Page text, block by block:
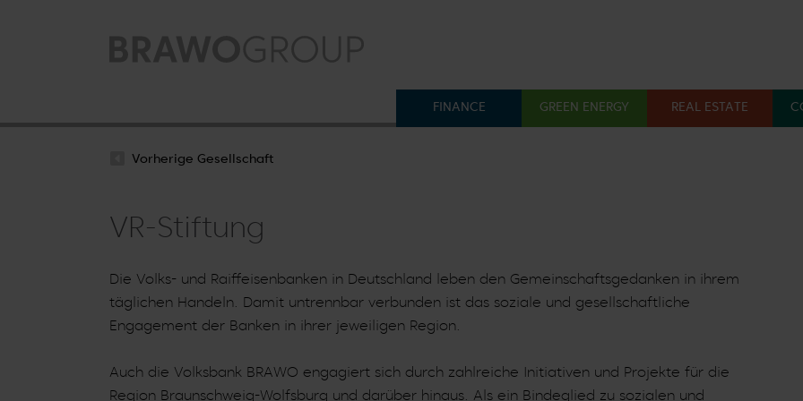
FINANCE GREEN ENERGY REAL ESTATE
Vorherige Gesellschaft
VR-Stiftung
Die Volks- und Raiffeisenbanken in Deutschland leben den Gemeinschaftsgedanken in ihrem
täglichen Handeln. Damit untrennbar verbunden ist das soziale und gesellschaftliche
Engagement der Banken in ihrer jeweiligen Region.
Auch die Volksbank BRAWO engagiert sich durch zahlreiche Initiativen und Projekte für die
Region Braunschweig-Wolfsburg und darüber hinaus. Als ein Bindeglied zu sozialen und